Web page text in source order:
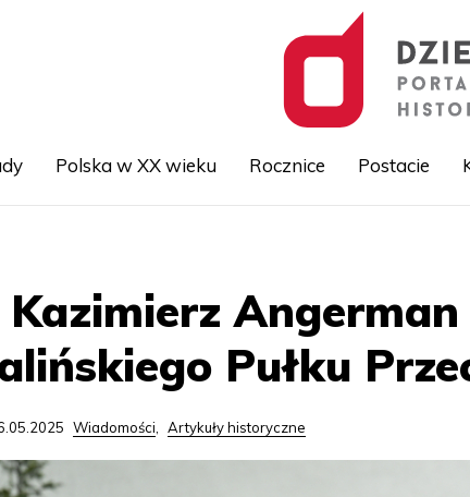
Polska w XX wieku Rocznice Postacie
Kazimierz
Pułku
Wiadomości, Artykuły historyczne